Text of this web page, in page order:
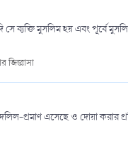
ব্যক্তি মুসলিম হয় এবং পূর্বে
জিজ্ঞাসা
প্রমাণ এসেছে ও দোয়া করার